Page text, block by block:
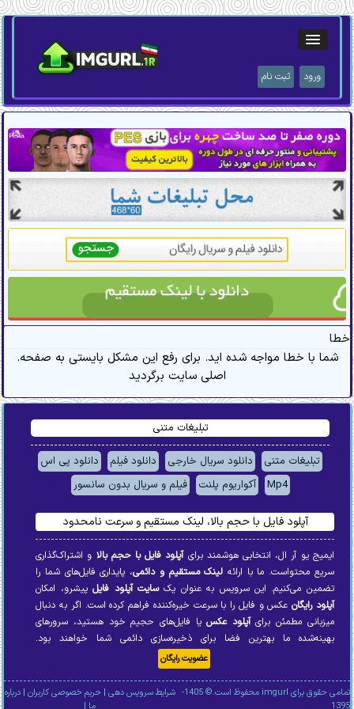
ورود ثبت نام
خطا
.شما با خطا مواجه شده اید. برای رفع این مشکل بایستی به صفحه
اصلی سایت برگردید
تبلیغات متنی
تبلیغات متنی دانلود سریال خارجی دانلود فیلم
دانلود پی اس
Mp4
آکواریوم پلنت فیلم و سریال بدون سانسور
آپلود فایل با حجم بالا، لینک مستقیم و سرعت نامحدود
ایمیج یو آر ال، انتخابی هوشمند برایآپلود فایل با حجم بالا و اشتراک‌گذاری
سریع محتواست. ما با ارائه لینک مستقیم و دائمی، پایداری فایل‌های شما را
تضمین می‌کنیم. این سرویس به عنوان یکسایت آپلود فایلپیشرو، امکان
آپلود رایگانعکس و فایل را با سرعت خیره‌کننده فراهم کرده است. اگر به دنبال
میزبانی مطمئن برایآپلود عکسیا فایل‌های حجیم خود هستید، سرورهای
بهینه‌شده ما بهترین فضا برای ذخیره‌سازی دائمی شما خواهند بود.
عضویت رایگان
تمامی حقوق برای imgurl محفوظ است.© 1405- شرایط سرویس دهی |حریم خصوصی کاربران |درباره